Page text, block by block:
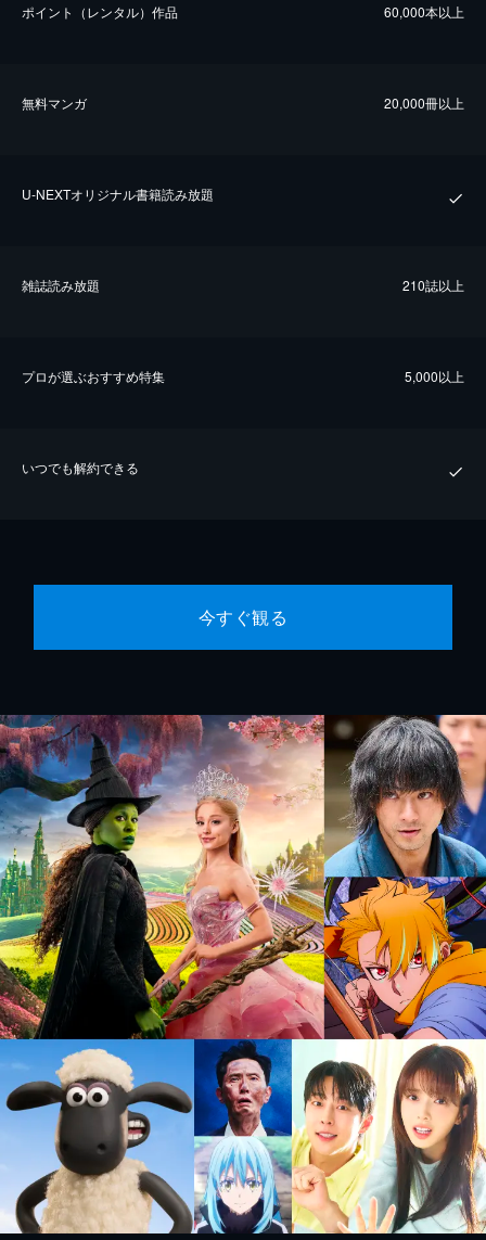
ポイント（レンタル）作品 60,000本以上
無料マンガ 20,000冊以上
U-NEXTオリジナル書籍読み放題
雑誌読み放題 210誌以上
プロが選ぶおすすめ特集 5,000以上
いつでも解約できる
今すぐ観る